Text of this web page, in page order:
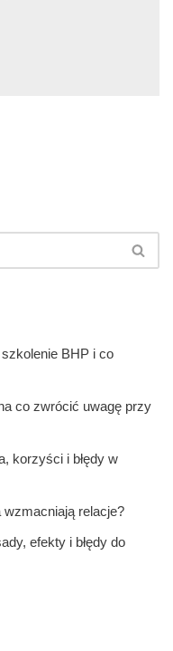
BHP i co
co zwrócić uwagę przy
korzyści i błędy w
relacje?
efekty i błędy do